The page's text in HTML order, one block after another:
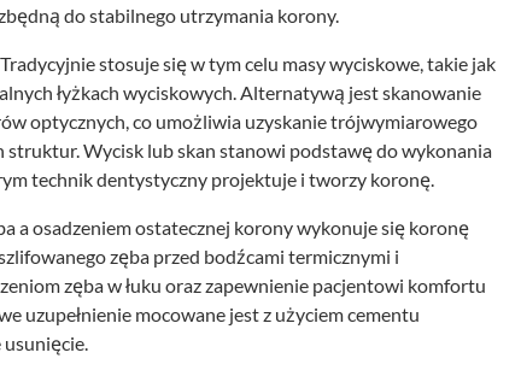
do stabilnego utrzymania korony.
stosuje się w tym celu masy wyciskowe, takie jak
łyżkach wyciskowych. Alternatywą jest skanowanie
optycznych, co umożliwia uzyskanie trójwymiarowego
struktur. Wycisk lub skan stanowi podstawę do wykonania
technik dentystyczny projektuje i tworzy koronę.
a osadzeniem ostatecznej korony wykonuje się koronę
zęba przed bodźcami termicznymi i
zęba w łuku oraz zapewnienie pacjentowi komfortu
uzupełnienie mocowane jest z użyciem cementu
usunięcie.